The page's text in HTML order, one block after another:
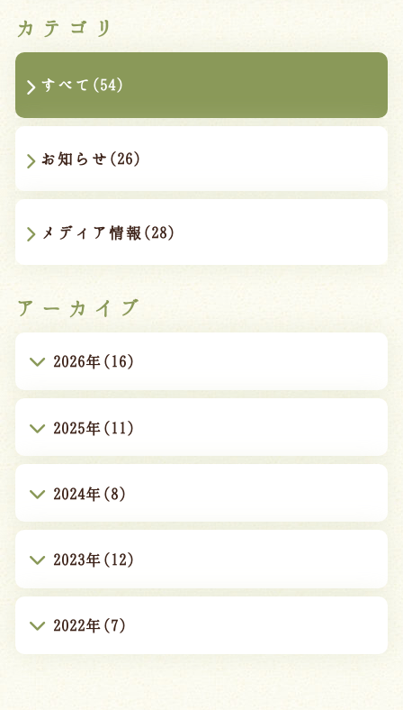
カテゴリ
すべて(54)
お知らせ(26)
メディア情報(28)
アーカイブ
2026年(16)
2025年(11)
2024年(8)
2023年(12)
2022年(7)